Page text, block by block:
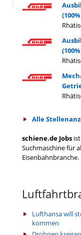
Alle
schiene.de Jobs
Suchmaschine für
Eisenbahnbranche.
Lufthansa will
kommen